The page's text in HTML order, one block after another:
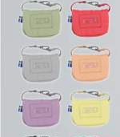
時審查核予不同之上限
請求用戶進行身份認證。
５．嚴禁一人註冊多個
恩沛科技股份有限公司